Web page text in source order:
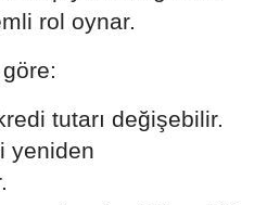
rol oynar.
tutarı değişebilir.
yeniden